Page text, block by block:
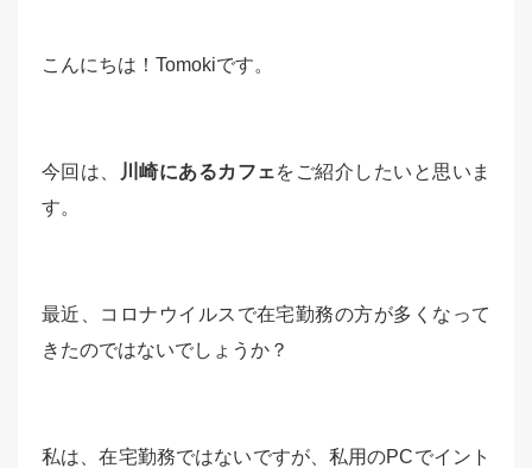
こんにちは！Tomokiです。
今回は、 川崎にあるカフェをご紹介したいと思いま
す。
最近、コロナウイルスで在宅勤務の方が多くなって
きたのではないでしょうか？
私は、在宅勤務ではないですが、私用のPCでイント